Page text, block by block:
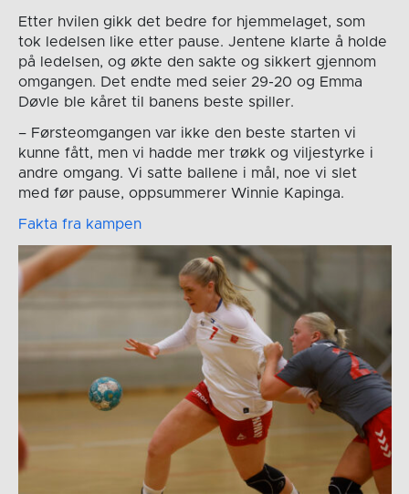
Etter hvilen gikk det bedre for hjemmelaget, som
tok ledelsen like etter pause. Jentene klarte å holde
på ledelsen, og økte den sakte og sikkert gjennom
omgangen. Det endte med seier 29-20 og Emma
Døvle ble kåret til banens beste spiller.
– Førsteomgangen var ikke den beste starten vi
kunne fått, men vi hadde mer trøkk og viljestyrke i
andre omgang. Vi satte ballene i mål, noe vi slet
med før pause, oppsummerer Winnie Kapinga.
Fakta fra kampen